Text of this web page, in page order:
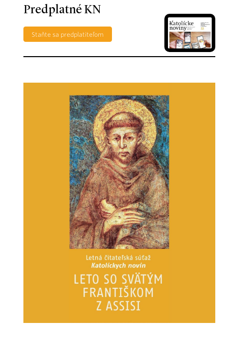
Predplatné KN
Staňte sa predplatiteľom